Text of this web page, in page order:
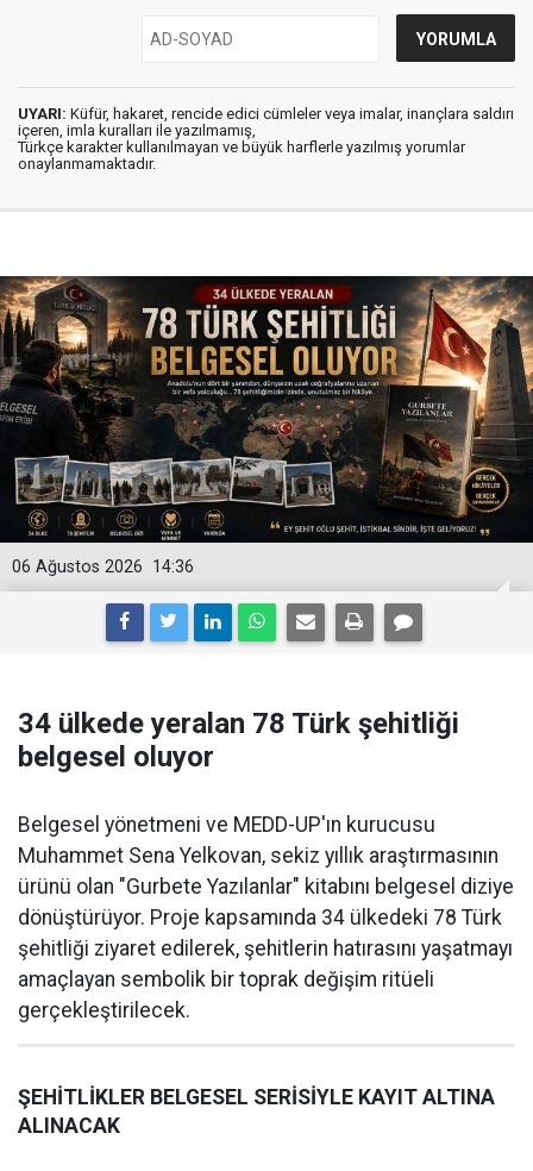
UYARI: Küfür, hakaret, rencide edici cümleler veya imalar, inançlara saldırı
içeren, imla kuralları ile yazılmamış,
Türkçe karakter kullanılmayan ve büyük harflerle yazılmış yorumlar
onaylanmamaktadır.
14:36
06 Ağustos 2026
34 ülkede yeralan 78 Türk şehitliği
belgesel oluyor
Belgesel yönetmeni ve MEDD-UP'ın kurucusu
Muhammet Sena Yelkovan, sekiz yıllık araştırmasının
ürünü olan "Gurbete Yazılanlar" kitabını belgesel diziye
dönüştürüyor. Proje kapsamında 34 ülkedeki 78 Türk
şehitliği ziyaret edilerek, şehitlerin hatırasını yaşatmayı
amaçlayan sembolik bir toprak değişim ritüeli
gerçekleştirilecek.
ŞEHİTLİKLER BELGESEL SERİSİYLE KAYIT ALTINA
ALINACAK